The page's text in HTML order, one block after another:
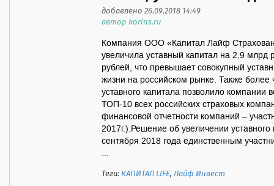
добавлено 26.09.2018 14:49
автор korins.ru
Компания ООО «Капитал Лайф
увеличила уставный капитал на 2,9
рублей, что превышает совокупный
жизни на российском рынке. Также более
уставного капитала позволило компании
ТОП-10 всех российских страховых
финансовой отчетности компаний –
2017г.).Решение об увеличении
сентября 2018 года единственным
...
Теги:КАПИТАЛ LIFE,Лайф Инвест